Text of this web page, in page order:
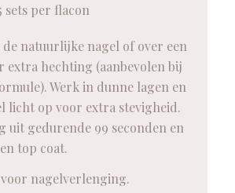
sets per flacon
de natuurlijke nagel of over een
extra hechting (aanbevolen bij
Werk in dunne lagen en
licht op voor extra stevigheid.
uit gedurende 99 seconden en
top coat.
nagelverlenging.